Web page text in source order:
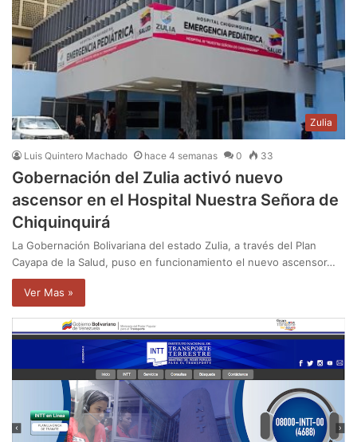
Zulia
Luis Quintero Machado hace 4 semanas 0 33
Gobernación del Zulia activó nuevo
ascensor en el Hospital Nuestra Señora de
Chiquinquirá
La Gobernación Bolivariana del estado Zulia, a través del Plan
Cayapa de la Salud, puso en funcionamiento el nuevo ascensor…
Ver Mas »